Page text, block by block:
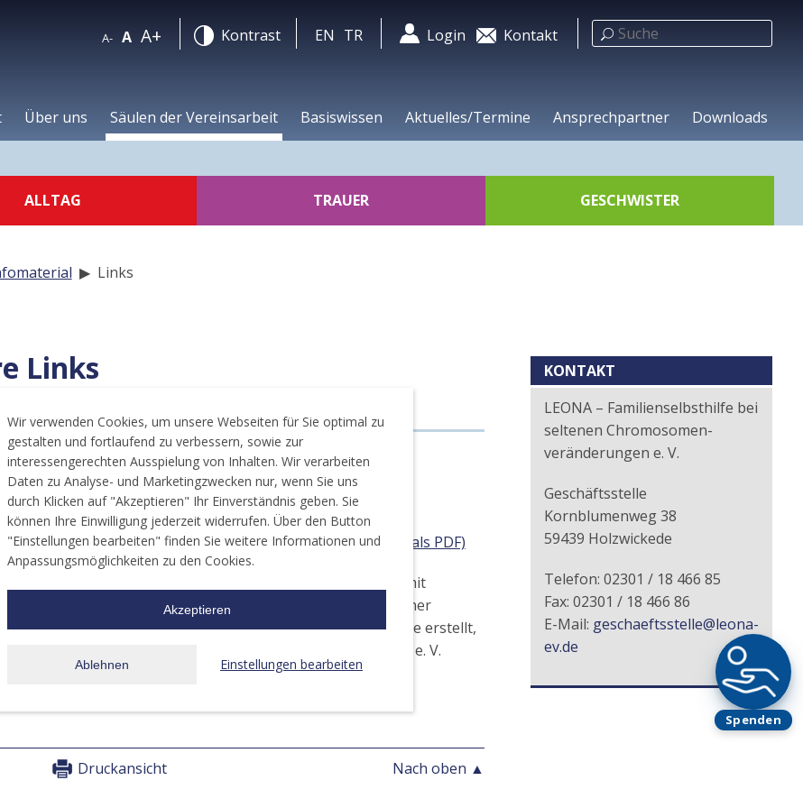
A- A A+ Kontrast EN TR Hilfsnavigation
Login Kontakt
Über uns Säulen der Vereinsarbeit Basiswissen Aktuelles/Termine Ansprechpartner Downloads
ALLTAG TRAUER GESCHWISTER
▶ Links
Links
"15q11.2-15q13.1" (Multiplikationen)
intakt.infofür Eltern von Kindern mit Behinderung(Flyer als PDF)
MZEBs (medizinische Behandlungszentren für Erwachsene mit
Behinderung) bundesweit. (Erstellt im Rahmen einer
der Universität zu Köln. Eine Studierende hat diese Karte erstellt,
und Dysphagiezentren enthält - Information an LEONA e. V.
LVKM.NRW)
Druckansicht Nach oben ▲
Kontext
KONTAKT
LEONA – Familienselbsthilfe bei
seltenen Chromosomen-
veränderungen e. V.
Geschäftsstelle
Kornblumenweg 38
59439 Holzwickede
Telefon: 02301 / 18 466 85
Fax: 02301 / 18 466 86
E-Mail: geschaeftsstelle@leona-
ev.de
Spenden
Wir verwenden Cookies, um unsere Webseiten für Sie optimal zu
gestalten und fortlaufend zu verbessern, sowie zur
interessengerechten Ausspielung von Inhalten. Wir verarbeiten
Daten zu Analyse- und Marketingzwecken nur, wenn Sie uns
durch Klicken auf "Akzeptieren" Ihr Einverständnis geben. Sie
können Ihre Einwilligung jederzeit widerrufen. Über den Button
"Einstellungen bearbeiten" finden Sie weitere Informationen und
Anpassungsmöglichkeiten zu den Cookies.
Ablehnen
Akzeptieren
Einstellungen bearbeiten